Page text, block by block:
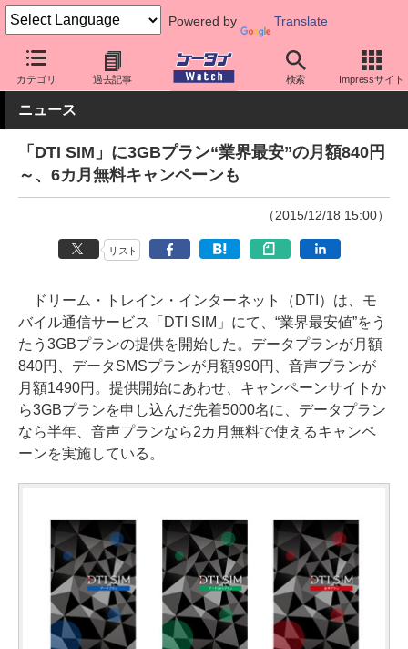
Powered by Translate
カテゴリ 過去記事 検索 Impressサイト
ケータイ Watch 格安スマホ/格安SIM 格安SIM/MVNO 料金プ
ニュース
「DTI SIM」に3GBプラン“業界最安”の月額840円
～、6カ月無料キャンペーンも
（2015/12/18 15:00）
リスト
ドリーム・トレイン・インターネット（DTI）は、モ
バイル通信サービス「DTI SIM」にて、“業界最安値”をう
たう3GBプランの提供を開始した。データプランが月額
840円、データSMSプランが月額990円、音声プランが
月額1490円。提供開始にあわせ、キャンペーンサイトか
ら3GBプランを申し込んだ先着5000名に、データプラン
なら半年、音声プランなら2カ月無料で使えるキャンペ
ーンを実施している。